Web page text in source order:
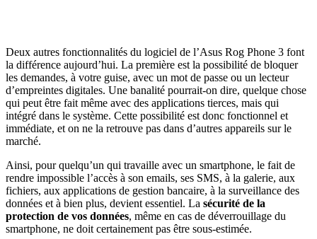
Deux autres fonctionnalités du logiciel de l’Asus Rog Phone 3 font
la différence aujourd’hui. La première est la possibilité de bloquer
les demandes, à votre guise, avec un mot de passe ou un lecteur
d’empreintes digitales. Une banalité pourrait-on dire, quelque chose
qui peut être fait même avec des applications tierces, mais qui
intégré dans le système. Cette possibilité est donc fonctionnel et
immédiate, et on ne la retrouve pas dans d’autres appareils sur le
marché.
Ainsi, pour quelqu’un qui travaille avec un smartphone, le fait de
rendre impossible l’accès à son emails, ses SMS, à la galerie, aux
fichiers, aux applications de gestion bancaire, à la surveillance des
données et à bien plus, devient essentiel. La sécurité de la
protection de vos données, même en cas de déverrouillage du
smartphone, ne doit certainement pas être sous-estimée.